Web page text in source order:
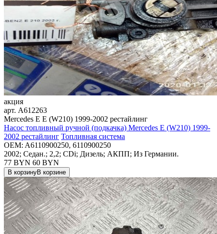
акция
арт. A612263
Mercedes E E (W210) 1999-2002 рестайлинг
Насос топливный ручной (подкачка) Mercedes E (W210) 1999-
2002 рестайлинг Топливная система
OEM: A6110900250, 6110900250
2002; Седан.; 2,2; CDi; Дизель; АКПП; Из Германии.
77 BYN 60 BYN
В корзинуВ корзине